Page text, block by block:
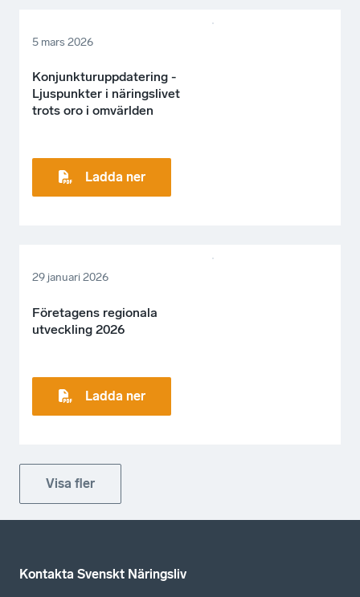
5 mars 2026
Konjunkturuppdatering -
Ljuspunkter i näringslivet
trots oro i omvärlden
Ladda ner
29 januari 2026
Företagens regionala
utveckling 2026
Ladda ner
Visa fler
Kontakta Svenskt Näringsliv